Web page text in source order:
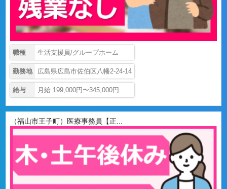
職種 生活支援員/グループホーム
勤務地 広島県広島市佐伯区八幡2-24-14
給与 月給 199,000円〜345,000円
（福山市王子町）医療事務員【正...